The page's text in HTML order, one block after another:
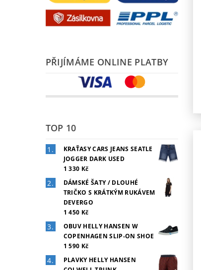
PŘIJÍMÁME ONLINE PLATBY
TOP 10
KRAŤASY CARS JEANS SEATLE
JOGGER DARK USED
1 330 Kč
DÁMSKÉ ŠATY / DLOUHÉ
TRIČKO S KRÁTKÝM RUKÁVEM
DEVERGO
1 450 Kč
OBUV HELLY HANSEN W
COPENHAGEN SLIP-ON SHOE
1 590 Kč
PLAVKY HELLY HANSEN